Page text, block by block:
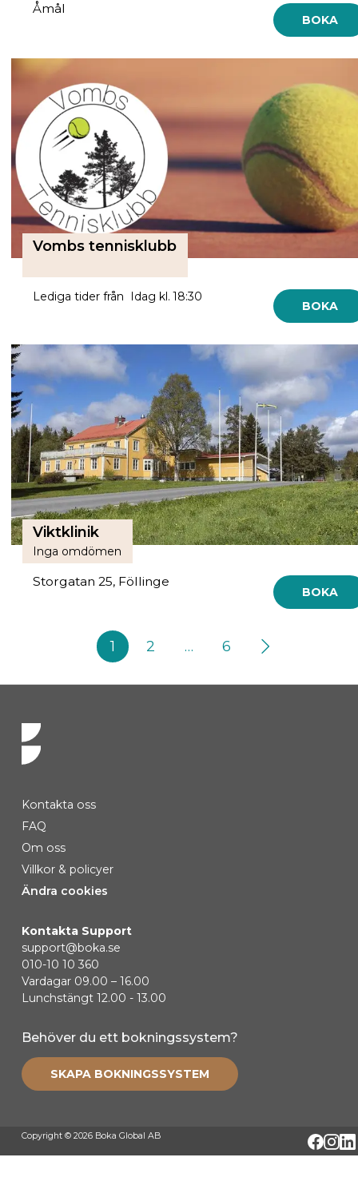
Åmål
BOKA
Vombs tennisklubb
Lediga tider från Idag kl. 18:30
BOKA
Viktklinik
Inga omdömen
Storgatan 25, Föllinge
BOKA
1 2 … 6
Kontakta oss
FAQ
Om oss
Villkor & policyer
Ändra cookies
Kontakta Support
support@boka.se
010-10 10 360
Vardagar 09.00 – 16.00
Lunchstängt 12.00 - 13.00
Behöver du ett bokningssystem?
SKAPA BOKNINGSSYSTEM
Copyright © 2026 Boka Global AB